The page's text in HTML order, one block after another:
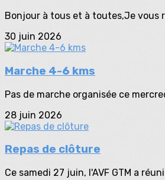
Bonjour à tous et à toutes,Je vous
30 juin 2026
Marche 4-6 kms
Pas de marche organisée ce
28 juin 2026
Repas de clôture
Ce samedi 27 juin, l'AVF GTM a